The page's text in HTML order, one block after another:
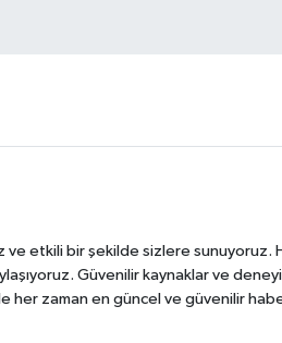
ve etkili bir şekilde sizlere sunuyoruz.
Güvenilir kaynaklar ve
her zaman en güncel ve güvenilir